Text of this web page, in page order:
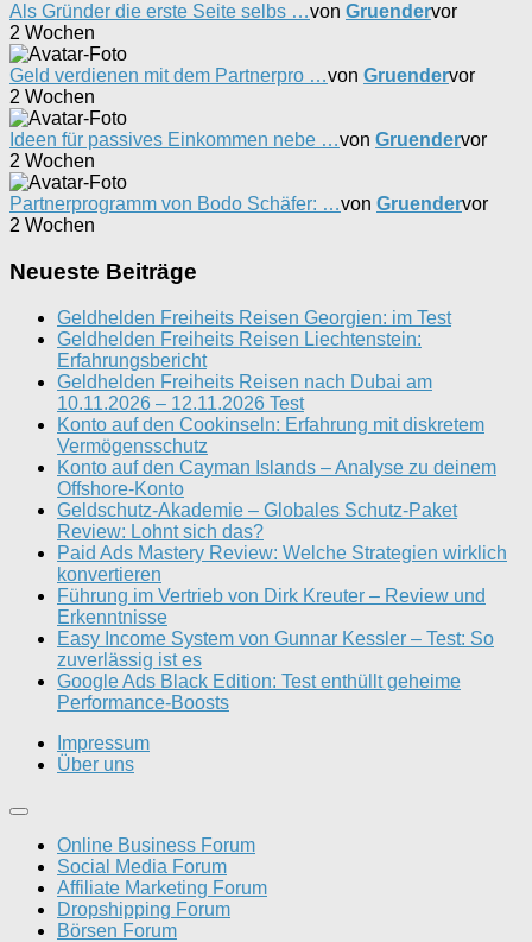
Als Gründer die erste Seite selbs …von Gruendervor
2 Wochen
Geld verdienen mit dem Partnerpro …von Gruendervor
2 Wochen
Ideen für passives Einkommen nebe …von Gruendervor
2 Wochen
Partnerprogramm von Bodo Schäfer: …von Gruendervor
2 Wochen
Neueste Beiträge
Geldhelden Freiheits Reisen Georgien: im Test
Geldhelden Freiheits Reisen Liechtenstein:
Erfahrungsbericht
Geldhelden Freiheits Reisen nach Dubai am
10.11.2026 – 12.11.2026 Test
Konto auf den Cookinseln: Erfahrung mit diskretem
Vermögensschutz
Konto auf den Cayman Islands – Analyse zu deinem
Offshore-Konto
Geldschutz-Akademie – Globales Schutz-Paket
Review: Lohnt sich das?
Paid Ads Mastery Review: Welche Strategien wirklich
konvertieren
Führung im Vertrieb von Dirk Kreuter – Review und
Erkenntnisse
Easy Income System von Gunnar Kessler – Test: So
zuverlässig ist es
Google Ads Black Edition: Test enthüllt geheime
Performance-Boosts
Impressum
Über uns
Online Business Forum
Social Media Forum
Affiliate Marketing Forum
Dropshipping Forum
Börsen Forum